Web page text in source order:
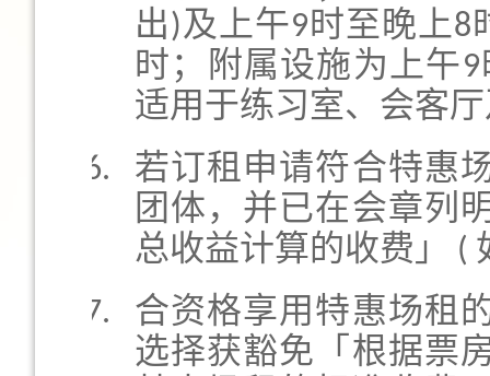
出)及上午9时至晚上8
时；附属设施为上午
适用于练习室、会客
若订租申请符合特惠
团体，并已在会章列
总收益计算的收费」 (
合资格享用特惠场租
选择获豁免「根据票